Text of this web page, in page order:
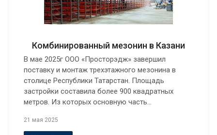
Комбинированный мезонин в Казани
В мае 2025г ООО «Просторэдж» завершил
поставку и монтаж трехэтажного мезонина в
столице Республики Татарстан. Площадь
застройки составила более 900 квадратных
метров. Из которых основную часть…
21 мая 2025